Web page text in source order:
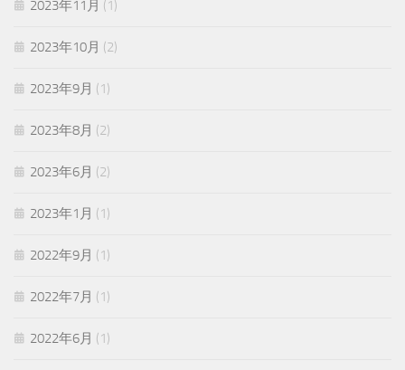
2023年11月 (1)
2023年10月 (2)
2023年9月 (1)
2023年8月 (2)
2023年6月 (2)
2023年1月 (1)
2022年9月 (1)
2022年7月 (1)
2022年6月 (1)